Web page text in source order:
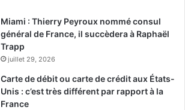
Miami : Thierry Peyroux nommé consul
général de France, il succèdera à Raphaël
Trapp
juillet 29, 2026
Carte de débit ou carte de crédit aux États-
Unis : c’est très différent par rapport à la
France